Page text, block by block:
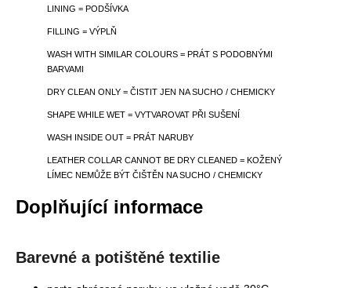
LINING = PODŠÍVKA
FILLING = VÝPLŇ
WASH WITH SIMILAR COLOURS = PRÁT S PODOBNÝMI
BARVAMI
DRY CLEAN ONLY = ČISTIT JEN NA SUCHO / CHEMICKY
SHAPE WHILE WET = VYTVAROVAT PŘI SUŠENÍ
WASH INSIDE OUT = PRÁT NARUBY
LEATHER COLLAR CANNOT BE DRY CLEANED = KOŽENÝ
LÍMEC NEMŮŽE BÝT ČIŠTĚN NA SUCHO / CHEMICKY
Doplňující informace
Barevné a potištěné textilie